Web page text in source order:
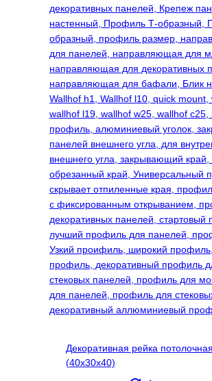
Декоративная рейка
(40х30х40)